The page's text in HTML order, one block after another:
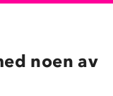
noen av